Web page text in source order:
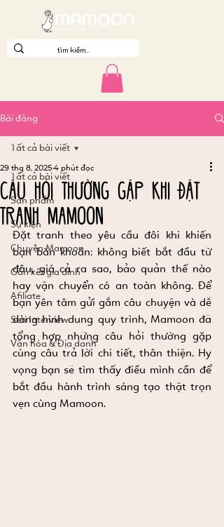
Bài đăng
Tất cả bài viết
Sản phẩm
Sự kiện
Chuyện Mamoon
Gắn kết gia đình
Afiliate
Seri Interview
Văn hóa & Địa danh
Tất cả bài viết
Câu hỏi thường gặp khi đặt
tranh Mamoon
29 thg 8, 2025 4 phút đọc
Đặt tranh theo yêu cầu đôi khi khiến
bạn băn khoăn: không biết bắt đầu từ
đâu, giá cả ra sao, bảo quản thế nào
hay vận chuyển có an toàn không. Để
bạn yên tâm gửi gắm câu chuyện và dễ
dàng hình dung quy trình, Mamoon đã
tổng hợp những câu hỏi thường gặp
cùng câu trả lời chi tiết, thân thiện. Hy
vọng bạn sẽ tìm thấy điều mình cần để
bắt đầu hành trình sáng tạo thật trọn
vẹn cùng Mamoon.